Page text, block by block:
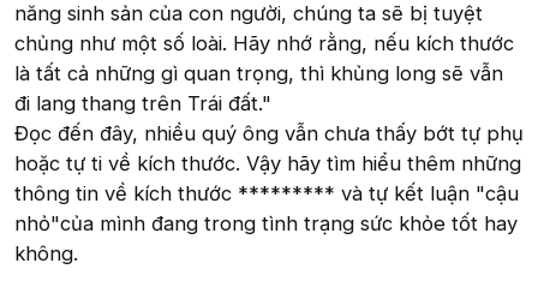
năng sinh sản của con người, chúng ta sẽ bị tuyệt
chủng như một số loài. Hãy nhớ rằng, nếu kích thước
là tất cả những gì quan trọng, thì khủng long sẽ vẫn
đi lang thang trên Trái đất."
Đọc đến đây, nhiều quý ông vẫn chưa thấy bớt tự phụ
hoặc tự ti về kích thước. Vậy hãy tìm hiểu thêm những
thông tin về kích thước ********* và tự kết luận "cậu
nhỏ"của mình đang trong tình trạng sức khỏe tốt hay
không.